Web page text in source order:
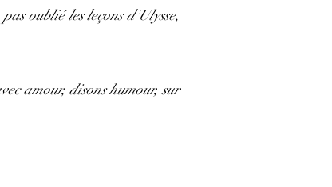
oublié les leçons d'Ulysse,
amour, disons humour, sur